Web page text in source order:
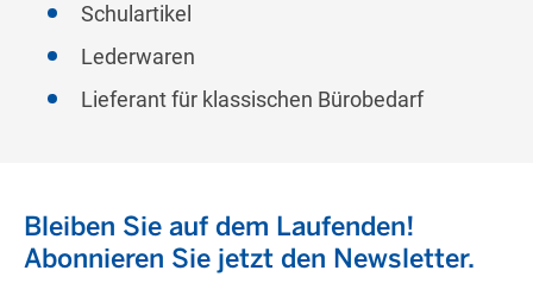
Schulartikel
Lederwaren
Lieferant für klassischen Bürobedarf